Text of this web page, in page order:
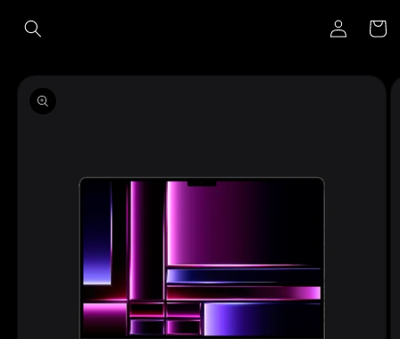
directamente
al contenido
Iniciar
sesión
Carrito
directamente
a la
información